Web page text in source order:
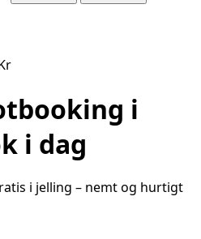
i
i dag
i jelling – nemt og hurtigt